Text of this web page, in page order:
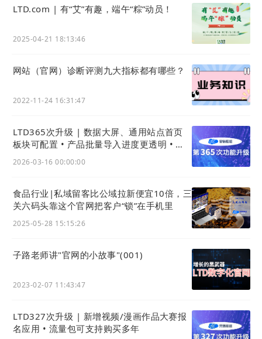
如下图所示，操作路径：官微中心 - 建站：
LTD.com | 有“艾”有趣，端午“粽”动员！
2025-04-21 18:13:46
网站（官网）诊断评测九大指标都有哪些？
2022-11-24 16:31:47
LTD365次升级 | 数据大屏、通用站点首页
板块可配置 • 产品批量导入进度更透明 • 安
2026-03-16 00:00:00
食品行业|私域留客比公域拉新便宜10倍，三
关六码头靠这个官网把客户“锁”在手机里
2025-05-28 15:15:26
子路老师讲"官网的小故事"(001)
2023-02-07 11:43:47
LTD327次升级 | 新增视频/漫画作品大赛报
名应用 • 流量包可支持购买多年